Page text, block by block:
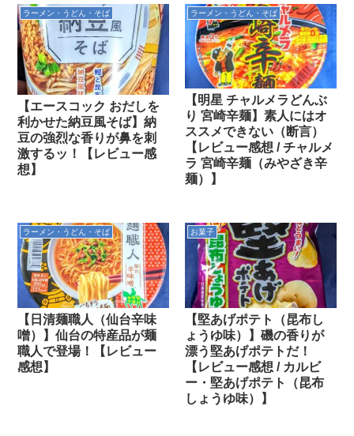
ラーメン・うどん・そば
【エースコック おだしを
利かせた納豆風そば】納
豆の強烈な香りが鼻を刺
激するッ！【レビュー感
想】
ラーメン・うどん・そば
【明星 チャルメラどんぶ
り 宮崎辛麺】素人にはオ
ススメできない（断言）
【レビュー感想 / チャルメ
ラ 宮崎辛麺（みやざき辛
麺）】
ラーメン・うどん・そば
【日清麺職人（仙台辛味
噌）】仙台の特産品が麺
職人で登場！【レビュー
感想】
お菓子
【堅あげポテト（昆布し
ょうゆ味）】磯の香りが
漂う堅あげポテトだ！
【レビュー感想 / カルビ
ー・堅あげポテト（昆布
しょうゆ味）】